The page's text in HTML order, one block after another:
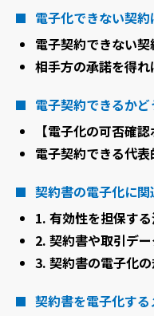
電子化できない契約
電子契約できない
相手方の承諾を得
電子契約できるか
【電子化の可否確認
電子契約できる代
契約書の電子化に
1. 有効性を担保す
2. 契約書や取引デ
3. 契約書の電子化
契約書を電子化する